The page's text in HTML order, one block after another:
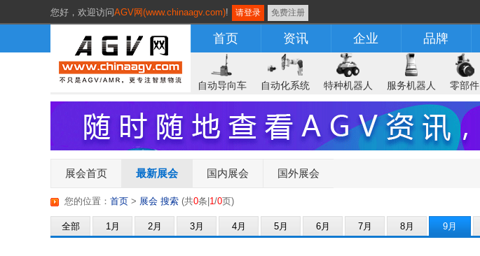
您好， 欢迎访问AGV网(www.chinaagv.com)! 请登录 免费注册
首页 资讯 企业 品牌
自动导向车 自动化系统 特种机器人 服务机器人 零部件
展会首页 最新展会 国内展会 国外展会
您的位置： 首页 > 展会 搜索 (共0条| 1/0页)
全部 1月 2月 3月 4月 5月 6月 7月 8月 9月